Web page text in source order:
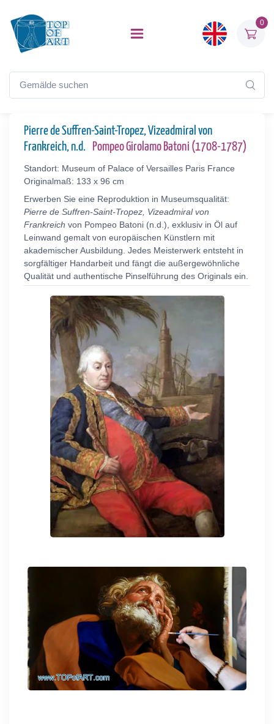
0
Pierre de Suffren-Saint-Tropez, Vizeadmiral von
Frankreich, n.d.
Pompeo Girolamo Batoni (1708-1787)
Standort: Museum of Palace of Versailles Paris France
Originalmaß: 133 x 96 cm
Erwerben Sie eine Reproduktion in Museumsqualität:
Pierre de Suffren-Saint-Tropez, Vizeadmiral von
Frankreich von Pompeo Batoni (n.d.), exklusiv in Öl auf
Leinwand gemalt von europäischen Künstlern mit
akademischer Ausbildung. Jedes Meisterwerk entsteht in
sorgfältiger Handarbeit und fängt die außergewöhnliche
Qualität und authentische Pinselführung des Originals ein.